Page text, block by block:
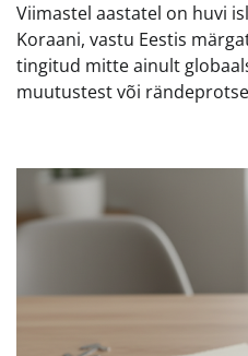
Viimastel aastatel on huvi
Koraani, vastu Eestis
tingitud mitte ainult
muutustest või